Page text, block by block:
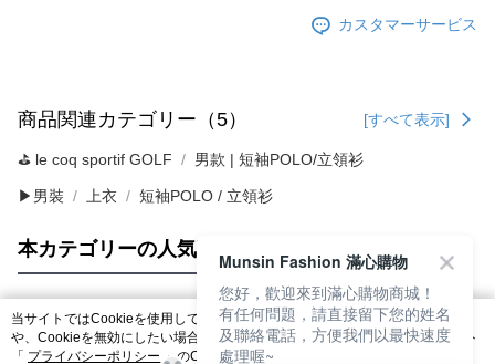
カスタマーサービス
商品関連カテゴリー（5） [すべて表示]
⛳️ le coq sportif GOLF 男款 | 短袖POLO/立領衫
▶男裝 上衣 短袖POLO / 立領衫
本カテゴリーの人気商品 サイト全体のランキング
人気タグ
当サイトではCookieを使用しています。当サイトのCookie使用に関する詳細
や、Cookieを無効にしたい場合のブラウザでの設定方法については、当サイト
「 プライバシーポリシー 」のCookieポリシーをご参照ください。お客さま
Munsin Fashion 滿心購物
您好，歡迎來到滿心購物商城！
有任何問題，請直接留下您的姓名
及聯絡電話，方便我們以最快速度
處理喔~